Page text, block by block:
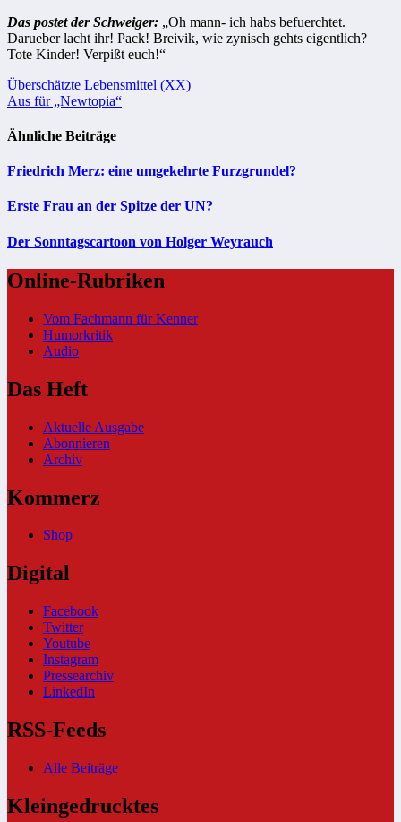
Das postet der Schweiger: „Oh mann- ich habs befuerchtet.
Darueber lacht ihr! Pack! Breivik, wie zynisch gehts eigentlich?
Tote Kinder! Verpißt euch!“
Beitragsnavigation
Überschätzte Lebensmittel (XX)
Aus für „Newtopia“
Ähnliche Beiträge
Friedrich Merz: eine umgekehrte Furzgrundel?
Erste Frau an der Spitze der UN?
Der Sonntagscartoon von Holger Weyrauch
Online-Rubriken
Vom Fachmann für Kenner
Humorkritik
Audio
Das Heft
Aktuelle Ausgabe
Abonnieren
Archiv
Kommerz
Shop
Digital
Facebook
Twitter
Youtube
Instagram
Pressearchiv
LinkedIn
RSS-Feeds
Alle Beiträge
Kleingedrucktes